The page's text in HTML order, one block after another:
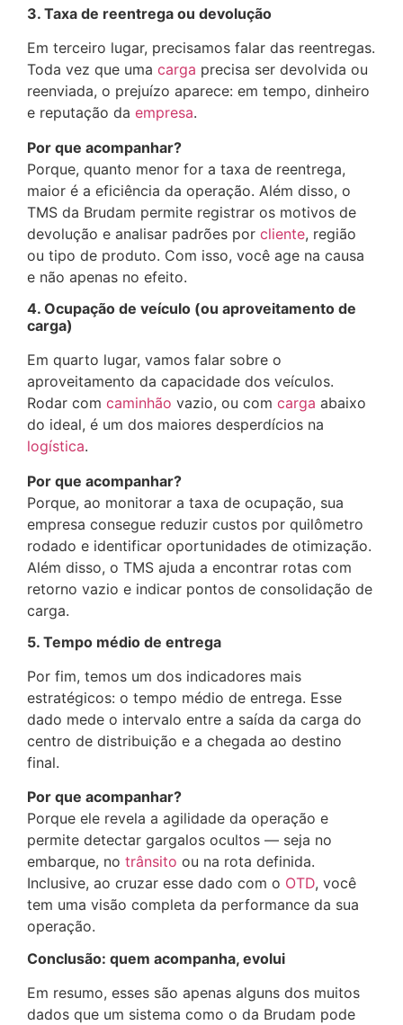
3. Taxa de reentrega ou devolução
Em terceiro lugar, precisamos falar das reentregas.
Toda vez que uma carga precisa ser devolvida ou
reenviada, o prejuízo aparece: em tempo, dinheiro
e reputação da empresa.
Por que acompanhar?
Porque, quanto menor for a taxa de reentrega,
maior é a eficiência da operação. Além disso, o
TMS da Brudam permite registrar os motivos de
devolução e analisar padrões por cliente, região
ou tipo de produto. Com isso, você age na causa
e não apenas no efeito.
4. Ocupação de veículo (ou aproveitamento de
carga)
Em quarto lugar, vamos falar sobre o
aproveitamento da capacidade dos veículos.
Rodar com caminhão vazio, ou com carga abaixo
do ideal, é um dos maiores desperdícios na
logística.
Por que acompanhar?
Porque, ao monitorar a taxa de ocupação, sua
empresa consegue reduzir custos por quilômetro
rodado e identificar oportunidades de otimização.
Além disso, o TMS ajuda a encontrar rotas com
retorno vazio e indicar pontos de consolidação de
carga.
5. Tempo médio de entrega
Por fim, temos um dos indicadores mais
estratégicos: o tempo médio de entrega. Esse
dado mede o intervalo entre a saída da carga do
centro de distribuição e a chegada ao destino
final.
Por que acompanhar?
Porque ele revela a agilidade da operação e
permite detectar gargalos ocultos — seja no
embarque, no trânsito ou na rota definida.
Inclusive, ao cruzar esse dado com o OTD, você
tem uma visão completa da performance da sua
operação.
Conclusão: quem acompanha, evolui
Em resumo, esses são apenas alguns dos muitos
dados que um sistema como o da Brudam pode